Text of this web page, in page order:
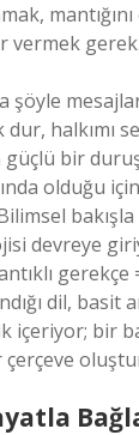
vermek gerek.
şöyle
halkımı
bir
olduğu
devreye
gerekçe
dil, basit
içeriyor; bir